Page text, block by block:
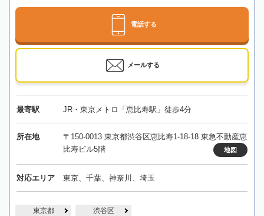
電話する
メールする
最寄駅 JR・東京メトロ「恵比寿駅」徒歩4分
所在地
〒150-0013 東京都渋谷区恵比寿1-18-18 東急不動産恵
比寿ビル5階
地図
対応エリア 東京、千葉、神奈川、埼玉
東京都 渋谷区